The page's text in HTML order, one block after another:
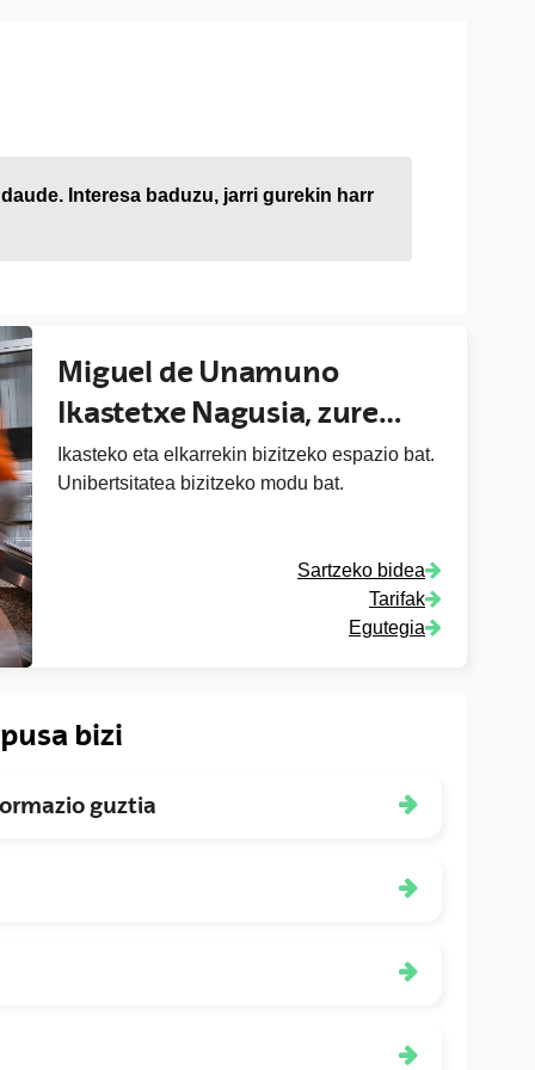
Interesa baduzu, jarri gurekin harr
Miguel de Unamuno
Ikastetxe Nagusia, zure
etxea
Ikasteko eta elkarrekin bizitzeko espazio bat.
Unibertsitatea bizitzeko modu bat.
Sartzeko bidea
Tarifak
Egutegia
bizi
guztia